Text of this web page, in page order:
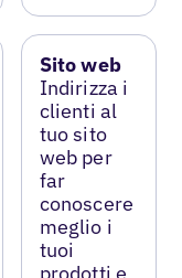
Sito web
Indirizza i
clienti al
tuo sito
web per
far
conoscere
meglio i
tuoi
prodotti e